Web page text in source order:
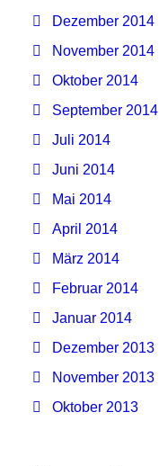
Dezember 2014
November 2014
Oktober 2014
September 2014
Juli 2014
Juni 2014
Mai 2014
April 2014
März 2014
Februar 2014
Januar 2014
Dezember 2013
November 2013
Oktober 2013